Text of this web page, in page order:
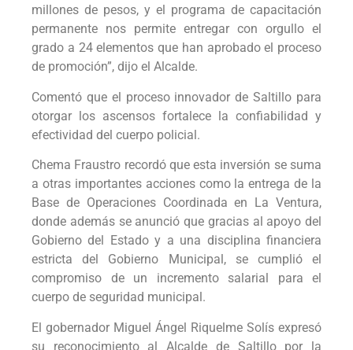
millones de pesos, y el programa de capacitación
permanente nos permite entregar con orgullo el
grado a 24 elementos que han aprobado el proceso
de promoción”, dijo el Alcalde.
Comentó que el proceso innovador de Saltillo para
otorgar los ascensos fortalece la confiabilidad y
efectividad del cuerpo policial.
Chema Fraustro recordó que esta inversión se suma
a otras importantes acciones como la entrega de la
Base de Operaciones Coordinada en La Ventura,
donde además se anunció que gracias al apoyo del
Gobierno del Estado y a una disciplina financiera
estricta del Gobierno Municipal, se cumplió el
compromiso de un incremento salarial para el
cuerpo de seguridad municipal.
El gobernador Miguel Ángel Riquelme Solís expresó
su reconocimiento al Alcalde de Saltillo por la